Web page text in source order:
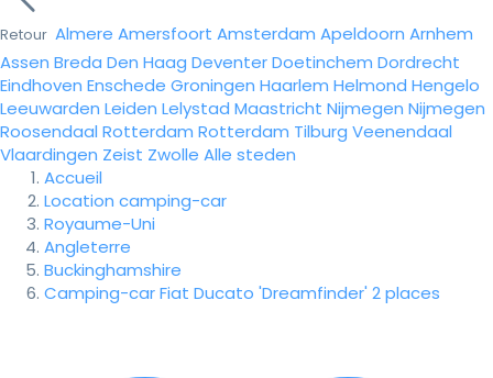
Retour Almere Amersfoort Amsterdam Apeldoorn Arnhem
Assen Breda Den Haag DeventerDoetinchem Dordrecht
Eindhoven Enschede Groningen Haarlem Helmond Hengelo
Leeuwarden Leiden Lelystad Maastricht Nijmegen Nijmegen
Roosendaal Rotterdam Rotterdam Tilburg Veenendaal
Vlaardingen Zeist Zwolle Alle steden
Accueil
Location camping-car
Royaume-Uni
Angleterre
Buckinghamshire
Camping-car Fiat Ducato 'Dreamfinder' 2 places